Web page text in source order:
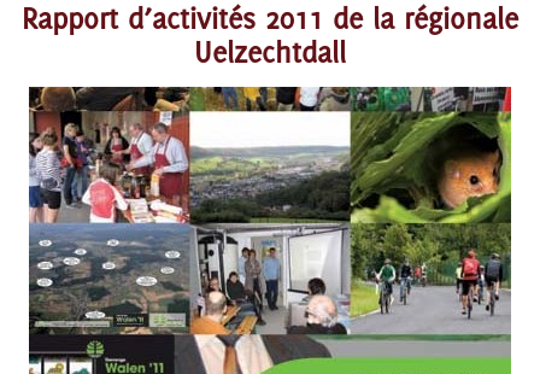
Rapport d’activités 2011 de la régionale
Uelzechtdall